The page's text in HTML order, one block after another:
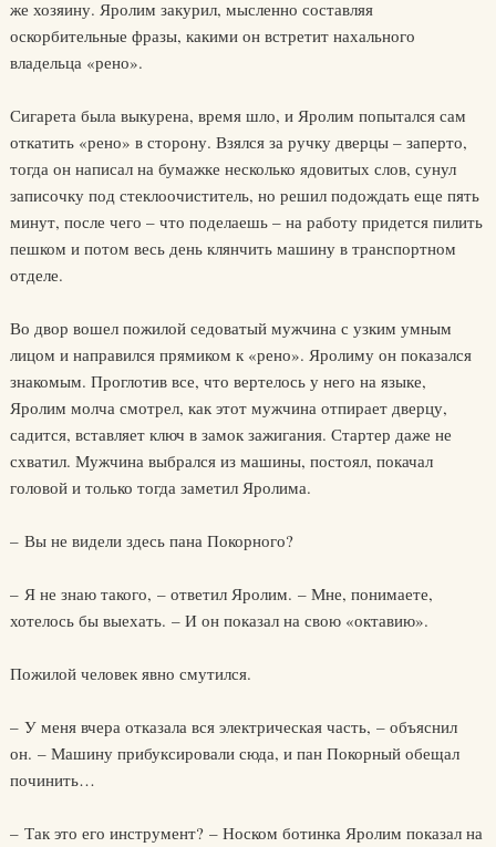
же хозяину. Яролим закурил, мысленно составляя
оскорбительные фразы, какими он встретит нахального
владельца «рено».
Сигарета была выкурена, время шло, и Яролим попытался сам
откатить «рено» в сторону. Взялся за ручку дверцы – заперто,
тогда он написал на бумажке несколько ядовитых слов, сунул
записочку под стеклоочиститель, но решил подождать еще пять
минут, после чего – что поделаешь – на работу придется пилить
пешком и потом весь день клянчить машину в транспортном
отделе.
Во двор вошел пожилой седоватый мужчина с узким умным
лицом и направился прямиком к «рено». Яролиму он показался
знакомым. Проглотив все, что вертелось у него на языке,
Яролим молча смотрел, как этот мужчина отпирает дверцу,
садится, вставляет ключ в замок зажигания. Стартер даже не
схватил. Мужчина выбрался из машины, постоял, покачал
головой и только тогда заметил Яролима.
– Вы не видели здесь пана Покорного?
– Я не знаю такого, – ответил Яролим. – Мне, понимаете,
хотелось бы выехать. – И он показал на свою «октавию».
Пожилой человек явно смутился.
– У меня вчера отказала вся электрическая часть, – объяснил
он. – Машину прибуксировали сюда, и пан Покорный обещал
починить…
– Так это его инструмент? – Носком ботинка Яролим показал на